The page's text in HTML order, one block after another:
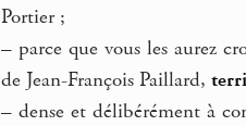
Portier ;
– parce que vous les aurez
de Jean-François Paillard,
– dense et délibérément à